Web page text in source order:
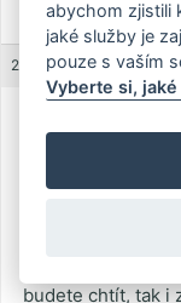
Yetti
22.11.2011 (15:43)REPLY
To všechno je
budete chtít, tak i
abychom zjistili
jaké služby je
pouze s vaším
Vyberte si,